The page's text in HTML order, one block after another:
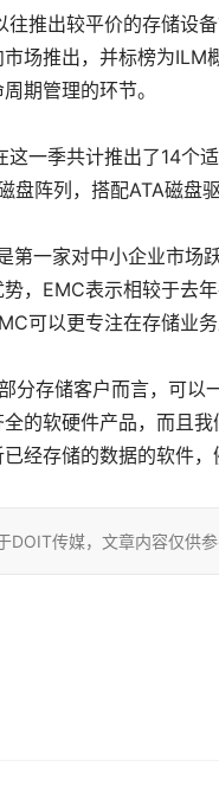
推出较平价的存储设
场推出，并标榜为ILM
期管理的环节。
一季共计推出了14个
盘阵列，搭配ATA磁盘
一家对中小企业市场
，EMC表示相较于去
可以更专注在存储业务
分存储客户而言，可以
的软硬件产品，而且
经存储的数据的软件
DOIT传媒，文章内容仅供参